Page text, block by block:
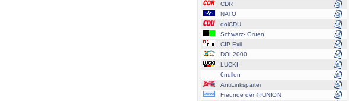
CDR
NATO
dolCDU
Schwarz- Gruen
CIP-Exil
DOL2000
LUCKI
6nullen
AntiLinkspartei
Freunde der @UNION